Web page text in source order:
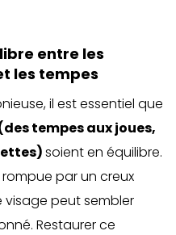
entre les
les tempes
il est essentiel que
des tempes aux joues,
)soient en équilibre.
par un creux
visage peut sembler
Restaurer ce